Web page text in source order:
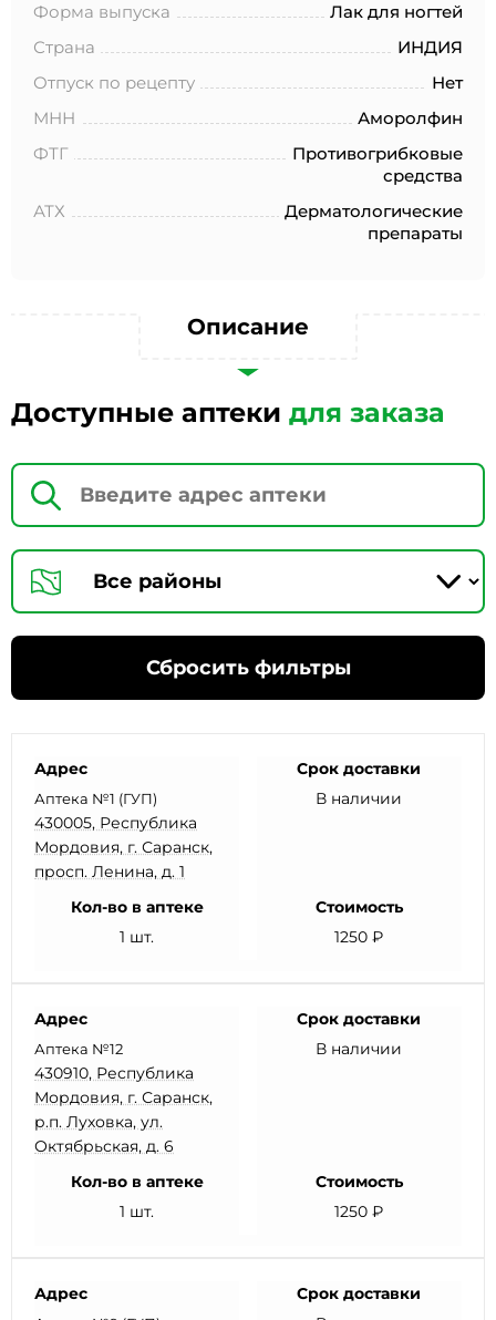
Форма выпуска
Лак для ногтей
Страна
ИНДИЯ
Отпуск по рецепту
Нет
МНН
Аморолфин
ФТГ
Противогрибковые
средства
АТХ
Дерматологические
препараты
Описание
Доступные аптеки для заказа
Сбросить фильтры
Адрес
Аптека №1 (ГУП)
430005, Республика
Мордовия, г. Саранск,
просп. Ленина, д. 1
Срок доставки
В наличии
Кол-во в аптеке
1 шт.
Стоимость
1250 ₽
Адрес
Аптека №12
430910, Республика
Мордовия, г. Саранск,
р.п. Луховка, ул.
Октябрьская, д. 6
Срок доставки
В наличии
Кол-во в аптеке
1 шт.
Стоимость
1250 ₽
Адрес
Срок доставки